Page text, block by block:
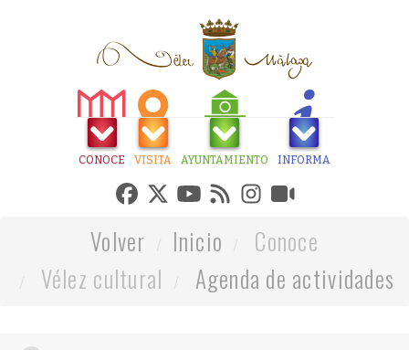
CONOCE VISITA AYUNTAMIENTO INFORMA
Volver Inicio
Conoce
Vélez cultural
Agenda de actividades